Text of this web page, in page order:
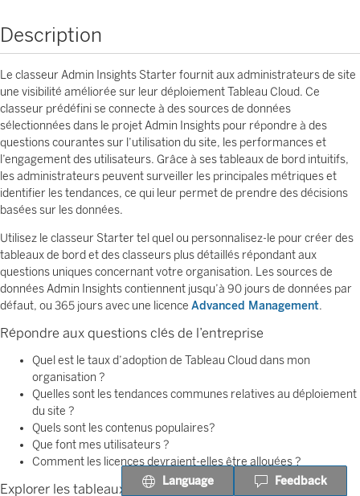
Description
Le classeur Admin Insights Starter fournit aux administrateurs de site
une visibilité améliorée sur leur déploiement Tableau Cloud. Ce
classeur prédéfini se connecte à des sources de données
sélectionnées dans le projet Admin Insights pour répondre à des
questions courantes sur l’utilisation du site, les performances et
l’engagement des utilisateurs. Grâce à ses tableaux de bord intuitifs,
les administrateurs peuvent surveiller les principales métriques et
identifier les tendances, ce qui leur permet de prendre des décisions
basées sur les données.
Utilisez le classeur Starter tel quel ou personnalisez-le pour créer des
tableaux de bord et des classeurs plus détaillés répondant aux
questions uniques concernant votre organisation. Les sources de
données Admin Insights contiennent jusqu’à 90 jours de données par
défaut, ou 365 jours avec une licence Advanced Management.
Répondre aux questions clés de l’entreprise
Quel est le taux d’adoption de Tableau Cloud dans mon
organisation ?
Quelles sont les tendances communes relatives au déploiement
du site ?
Quels sont les contenus populaires?
Que font mes utilisateurs ?
Comment les licences devraient-elles être allouées ?
Explorer les tableaux de bord prédéfinis
Language Feedback